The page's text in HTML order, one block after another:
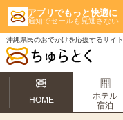
アプリでもっと快適に
通知でセールも見逃さない
沖縄県民のおでかけを応援するサイト
HOME
ホテル
宿泊